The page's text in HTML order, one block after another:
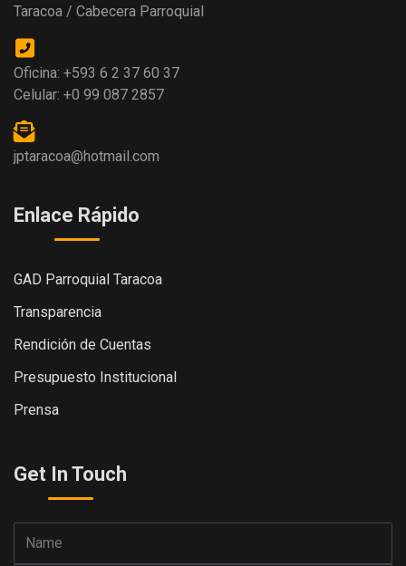
Taracoa / Cabecera Parroquial
Oficina: +593 6 2 37 60 37
Celular: +0 99 087 2857
jptaracoa@hotmail.com
Enlace Rápido
GAD Parroquial Taracoa
Transparencia
Rendición de Cuentas
Presupuesto Institucional
Prensa
Get In Touch